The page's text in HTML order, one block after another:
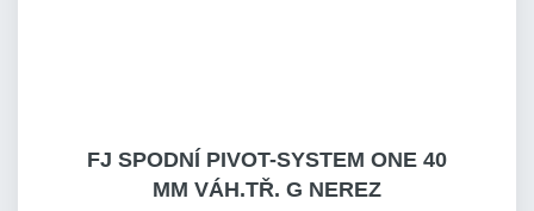
FJ SPODNÍ PIVOT-SYSTEM ONE 40
MM VÁH.TŘ. G NEREZ